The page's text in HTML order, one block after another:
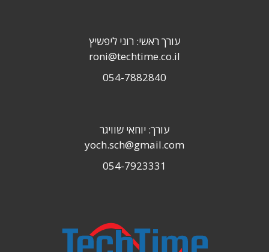
עורך ראשי: רוני ליפשיץ
roni@techtime.co.il
054-7882840
עורך: יוחאי שוויגר
yoch.sch@gmail.com
054-7923331